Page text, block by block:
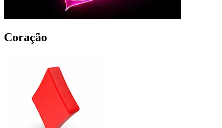
Coração